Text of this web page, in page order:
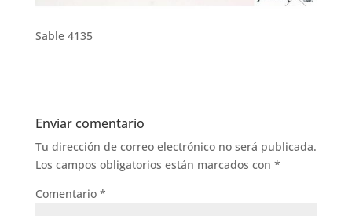
Sable 4135
Enviar comentario
Tu dirección de correo electrónico no será publicada.
Los campos obligatorios están marcados con *
Comentario *